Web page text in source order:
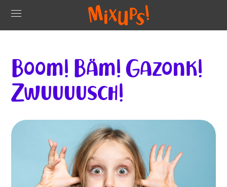
Boom! Bäm! Gazonk!
Zwuuuusch!